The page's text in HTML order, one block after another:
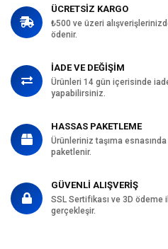
ÜCRETSİZ KARGO
₺500 ve üzeri
ödenir.
İADE VE DEĞİŞİM
Ürünleri 14 gün içerisinde
yapabilirsiniz.
HASSAS PAKETLEME
Ürünleriniz taşıma
paketlenir.
GÜVENLİ ALIŞVERİŞ
SSL Sertifikası ve 3D ödeme
gerçekleşir.